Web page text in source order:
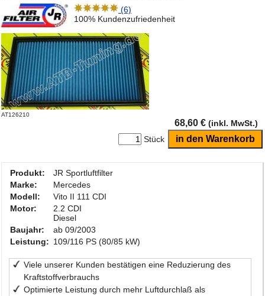
(6)
100% Kundenzufriedenheit
AT126210
68,60 € (inkl. MwSt.)
Stück
Produkt:
JR Sportluftfilter
Marke:
Mercedes
Modell:
Vito II 111 CDI
Motor:
2.2 CDI
Diesel
Baujahr:
ab 09/2003
Leistung: 109/116 PS (80/85 kW)
Viele unserer Kunden bestätigen eine Reduzierung des
Kraftstoffverbrauchs
Optimierte Leistung durch mehr Luftdurchlaß als